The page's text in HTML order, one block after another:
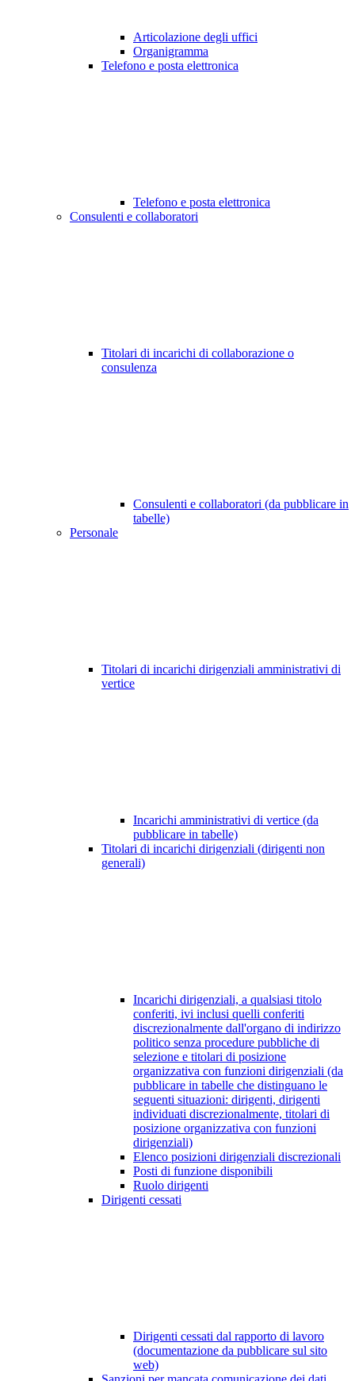
Articolazione degli uffici
Organigramma
Telefono e posta elettronica
Telefono e posta elettronica
Consulenti e collaboratori
Titolari di incarichi di collaborazione o
consulenza
Consulenti e collaboratori (da pubblicare in
tabelle)
Personale
Titolari di incarichi dirigenziali amministrativi di
vertice
Incarichi amministrativi di vertice (da
pubblicare in tabelle)
Titolari di incarichi dirigenziali (dirigenti non
generali)
Incarichi dirigenziali, a qualsiasi titolo
conferiti, ivi inclusi quelli conferiti
discrezionalmente dall'organo di indirizzo
politico senza procedure pubbliche di
selezione e titolari di posizione
organizzativa con funzioni dirigenziali (da
pubblicare in tabelle che distinguano le
seguenti situazioni: dirigenti, dirigenti
individuati discrezionalmente, titolari di
posizione organizzativa con funzioni
dirigenziali)
Elenco posizioni dirigenziali discrezionali
Posti di funzione disponibili
Ruolo dirigenti
Dirigenti cessati
Dirigenti cessati dal rapporto di lavoro
(documentazione da pubblicare sul sito
web)